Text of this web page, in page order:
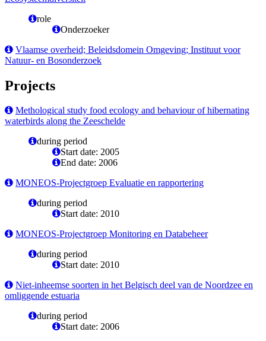
role
Onderzoeker
Vlaamse overheid; Beleidsdomein Omgeving; Instituut voor
Natuur- en Bosonderzoek
Projects
Methological study food ecology and behaviour of hibernating
waterbirds along the Zeeschelde
during period
Start date: 2005
End date: 2006
MONEOS-Projectgroep Evaluatie en rapportering
during period
Start date: 2010
MONEOS-Projectgroep Monitoring en Databeheer
during period
Start date: 2010
Niet-inheemse soorten in het Belgisch deel van de Noordzee en
omliggende estuaria
during period
Start date: 2006